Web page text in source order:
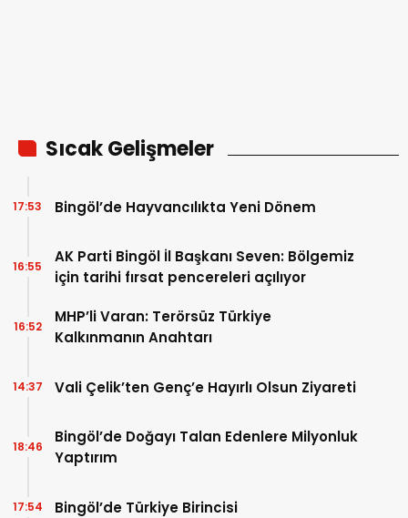
Sıcak Gelişmeler
Bingöl’de Hayvancılıkta Yeni Dönem
17:53
AK Parti Bingöl İl Başkanı Seven: Bölgemiz
için tarihi fırsat pencereleri açılıyor
16:55
MHP’li Varan: Terörsüz Türkiye
Kalkınmanın Anahtarı
16:52
Vali Çelik’ten Genç’e Hayırlı Olsun Ziyareti
14:37
Bingöl’de Doğayı Talan Edenlere Milyonluk
Yaptırım
18:46
Bingöl’de Türkiye Birincisi
17:54